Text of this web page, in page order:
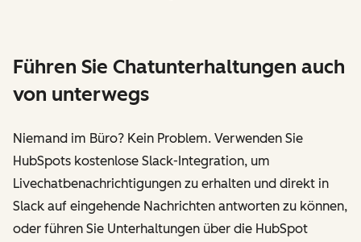
Führen Sie Chatunterhaltungen auch
von unterwegs
Niemand im Büro? Kein Problem. Verwenden Sie
HubSpots kostenlose Slack-Integration, um
Livechatbenachrichtigungen zu erhalten und direkt in
Slack auf eingehende Nachrichten antworten zu können,
oder führen Sie Unterhaltungen über die HubSpot